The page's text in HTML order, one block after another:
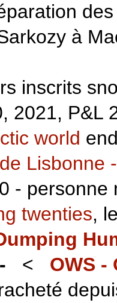
à
inscrits
2021, P&L
world
Lisbonne
-
twenties,
< OWS -